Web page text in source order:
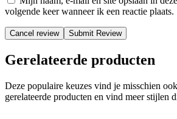
volgende keer wanneer ik een reactie plaats.
Cancel review
Gerelateerde producten
Deze populaire keuzes vind je misschien
gerelateerde producten en vind meer stijlen